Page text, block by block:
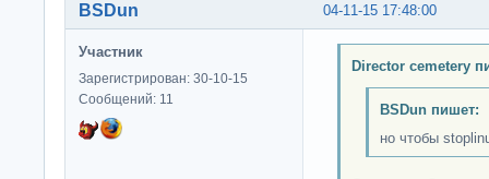
04-11-15 17:48:00
BSDun
Участник
Зарегистрирован: 30-10-15
Сообщений: 11
Director cemetery
BSDun пишет:
но чтобы